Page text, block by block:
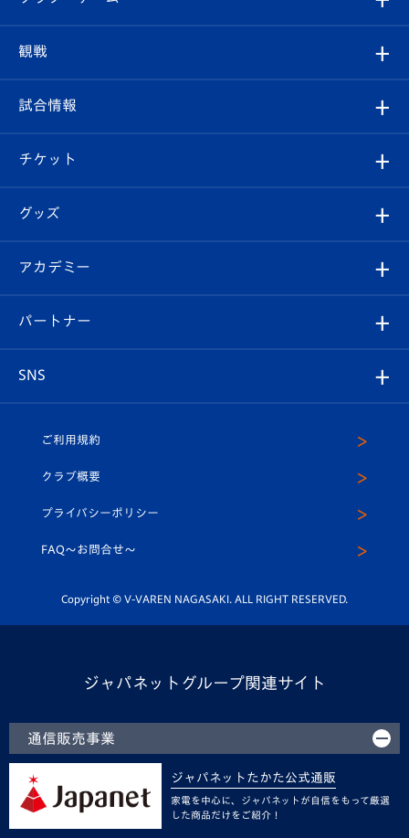
クラブ
試合情報
チケット
イベント
メディア
ホームタウン
クラブ概要
エンブレム紹介
スタッフプロフィール
マスコット紹介
平和祈念活動
ホームタウン活動
観戦
観戦ルール
はじめての観戦ガイド
Revive Team
ヴィヴィくんの長崎おもてなしガイド
試合情報
試合日程/結果
フォトギャラリー
スタジアムグルメ
チケット
チケット
V-LOVERS（ファンクラブ）
プレイヤーズスイート
グッズ
オンラインショップ
店舗情報
アカデミー
育成からのお知らせ
U-18
スクール
パートナー
SNS
ヴィヴィくんインスタグラム
公式LINE＠
ご利用規約
クラブ概要
プライバシーポリシー
FAQ〜お問合せ〜
Copyright © V-VAREN NAGASAKI. ALL RIGHT RESERVED.
ジャパネットグループ関連サイト
通信販売事業
ジャパネットたかた公式通販
家電を中心に、ジャパネットが自信をもって厳選
した商品だけをご紹介！